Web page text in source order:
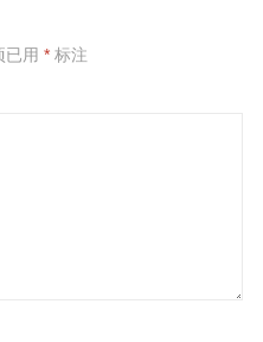
已用 *标注